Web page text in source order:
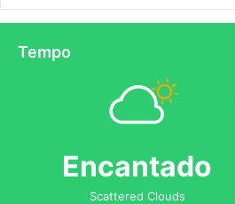
Tempo
Encantado
Scattered Clouds